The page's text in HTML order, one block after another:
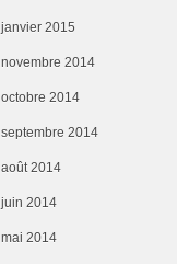
janvier 2015
novembre 2014
octobre 2014
septembre 2014
août 2014
juin 2014
mai 2014